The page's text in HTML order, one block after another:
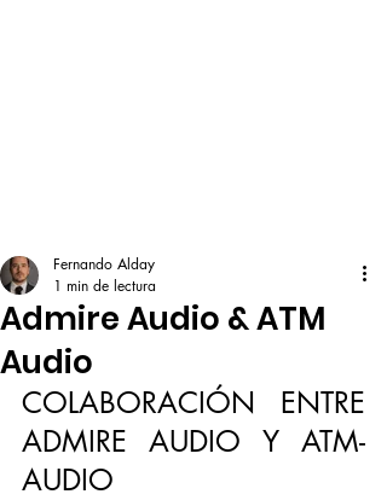
Admire Audio & ATM
Audio
Fernando Alday
1 min de lectura
COLABORACIÓN ENTRE
ADMIRE AUDIO Y ATM-
AUDIO